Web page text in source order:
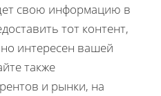
свою информацию в
тот контент,
интересен вашей
также
и рынки, на